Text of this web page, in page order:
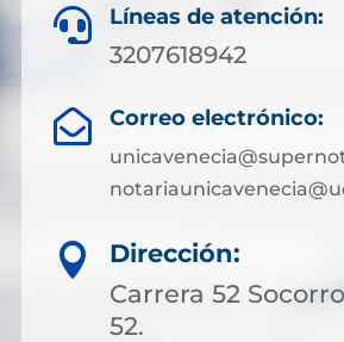
 Líneas de atención:
3207618942
 Correo electrónico:

Dirección:
Carrera 52
52.